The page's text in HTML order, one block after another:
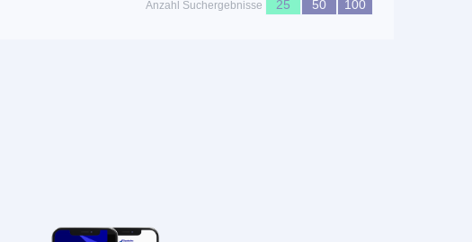
Anzahl Suchergebnisse 25 50 100